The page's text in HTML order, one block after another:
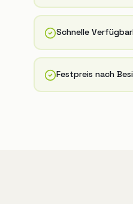
Schnelle
Festpreis nach